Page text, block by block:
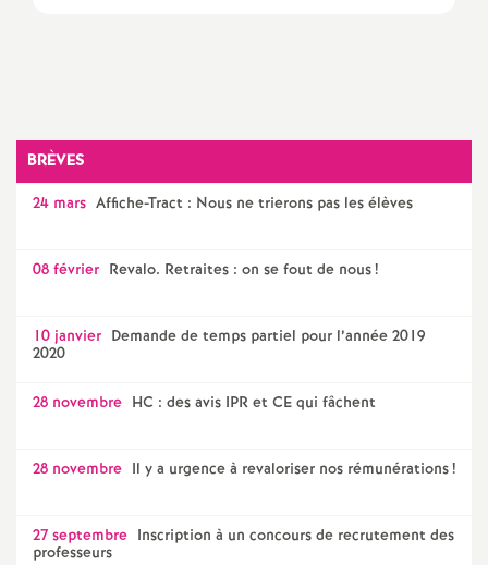
s
e
n
e
m
e
BRÈVES
24 mars Affiche-Tract : Nous ne trierons pas les élèves
08 février Revalo. Retraites : on se fout de nous!
10 janvier Demande de temps partiel pour l’année 2019
2020
28 novembre HC : des avis IPR et CE qui fâchent
28 novembre Il y a urgence à revaloriser nos rémunérations!
27 septembre Inscription à un concours de recrutement des
professeurs